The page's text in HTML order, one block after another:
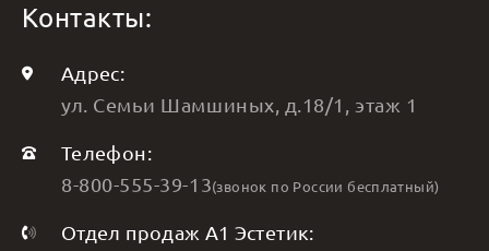
Контакты:
Адрес:
ул. Семьи Шамшиных, д.18/1, этаж 1
Телефон:
8-800-555-39-13(звонок по России бесплатный)
Отдел продаж А1 Эстетик: